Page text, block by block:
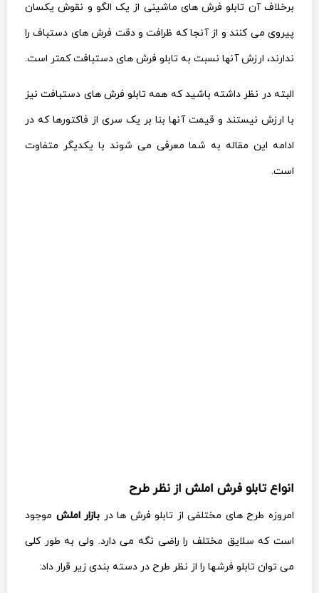
برخلاف آن تابلو فرش های ماشینی از یک الگو و نقوش یکسان
پیروی می کنند و از آنجا که ظرافت و دقت فرش های دستباف را
ندارند، ارزش آنها نسبت به تابلو فرش های دستبافت کمتر است.
البته در نظر داشته باشید که همه تابلو فرش های دستبافت نیز
با ارزش نیستند و قیمت آنها بنا بر یک سری از فاکتورها که در
ادامه این مقاله به شما معرفی می شوند با یکدیگر متفاوت
است.
انواع تابلو فرش املش از نظر طرح
امروزه طرح های مختلفی از تابلو فرش ها در بازار املش موجود
است که سلایق مختلف را راضی نگه می دارد. ولی به طور کلی
می توان تابلو فرشها را از نظر طرح در دسته بندی زیر قرار داد: